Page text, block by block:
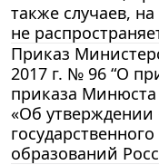
также случаев,
не
Приказ
2017 г. № 96 “О
приказа
«Об
образований